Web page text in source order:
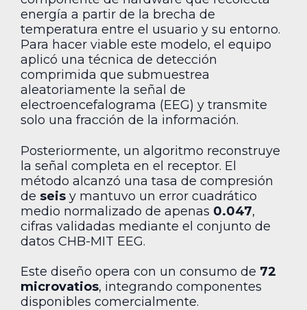
energía a partir de la brecha de
temperatura entre el usuario y su entorno.
Para hacer viable este modelo, el equipo
aplicó una técnica de detección
comprimida que submuestrea
aleatoriamente la señal de
electroencefalograma (EEG) y transmite
solo una fracción de la información.
Posteriormente, un algoritmo reconstruye
la señal completa en el receptor. El
método alcanzó una tasa de compresión
de seis y mantuvo un error cuadrático
medio normalizado de apenas 0.047,
cifras validadas mediante el conjunto de
datos CHB-MIT EEG.
Este diseño opera con un consumo de 72
microvatios, integrando componentes
disponibles comercialmente.